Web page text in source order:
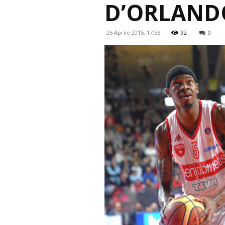
26 Aprile 2015, 17:56 92 0